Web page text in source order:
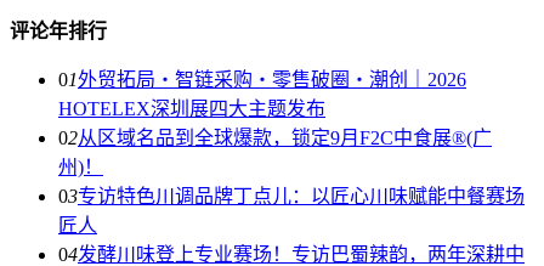
评论年排行
01外贸拓局・智链采购・零售破圈・潮创｜2026
HOTELEX深圳展四大主题发布
02从区域名品到全球爆款，锁定9月F2C中食展®(广
州)！
03专访特色川调品牌丁点儿：以匠心川味赋能中餐赛场
匠人
04发酵川味登上专业赛场！专访巴蜀辣韵，两年深耕中